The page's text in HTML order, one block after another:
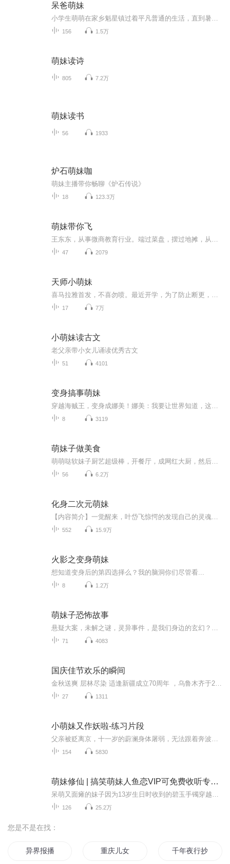
呆爸萌妹
156 1.5万
萌妹读诗
805 7.2万
萌妹读书
56 1933
炉石萌妹咖
萌妹主播带你畅聊《炉石传说》
18 123.3万
萌妹带你飞
47 2079
天师小萌妹
17 7万
小萌妹读古文
老父亲带小女儿诵读优秀古文
51 4101
变身搞事萌妹
8 3119
萌妹子做美食
56 6.2万
化身二次元萌妹
552 15.9万
火影之变身萌妹
想知道变身后的第四选择么？我的脑洞你们尽管看...
8 1.2万
萌妹子恐怖故事
71 4083
国庆佳节欢乐的瞬间
27 1311
小萌妹又作妖啦-练习片段
154 5830
萌妹修仙 | 搞笑萌妹人鱼恋VIP可免费收听专辑 | WEI软
126 25.2万
您是不是在找：
异界报播 重庆儿女 千年夜行抄